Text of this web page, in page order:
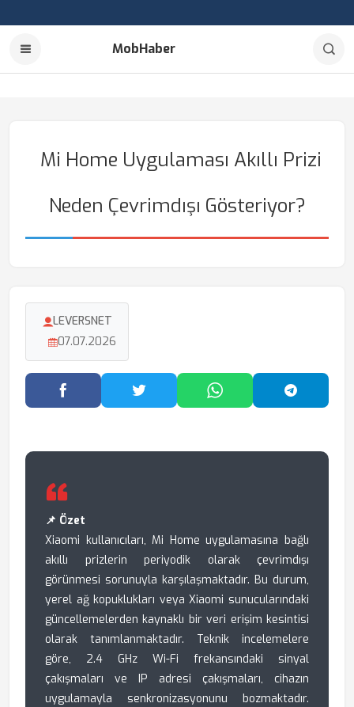
MobHaber
Mi Home Uygulaması Akıllı Prizi
Neden Çevrimdışı Gösteriyor?
LEVERSNET
07.07.2026
Facebook'ta PaylaşTwitter'da PaylaşWhatsApp'ta Paylaş
📌 Özet
Xiaomi kullanıcıları, Mi Home uygulamasına bağlı
akıllı prizlerin periyodik olarak çevrimdışı
görünmesi sorunuyla karşılaşmaktadır. Bu durum,
yerel ağ kopuklukları veya Xiaomi sunucularındaki
güncellemelerden kaynaklı bir veri erişim kesintisi
olarak tanımlanmaktadır. Teknik incelemelere
göre, 2.4 GHz Wi-Fi frekansındaki sinyal
çakışmaları ve IP adresi çakışmaları, cihazın
uygulamayla senkronizasyonunu bozmaktadır.